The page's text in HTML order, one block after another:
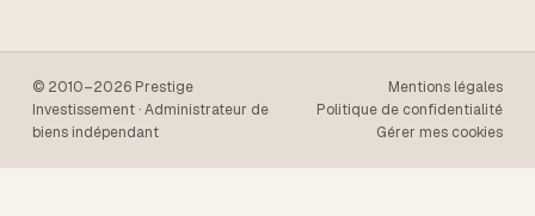
© 2010–2026 Prestige
Investissement · Administrateur de
biens indépendant
Mentions légales
Politique de confidentialité
Gérer mes cookies